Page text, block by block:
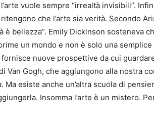
vuole sempre “irrealtà invisibili”.
che l’arte sia verità. Secondo
bellezza”. Emily Dickinson sosteneva
un mondo e non è solo una
nuove prospettive da cui
Gogh, che aggiungono alla nostra
esiste anche un’altra scuola di
Insomma l’arte è un mistero.